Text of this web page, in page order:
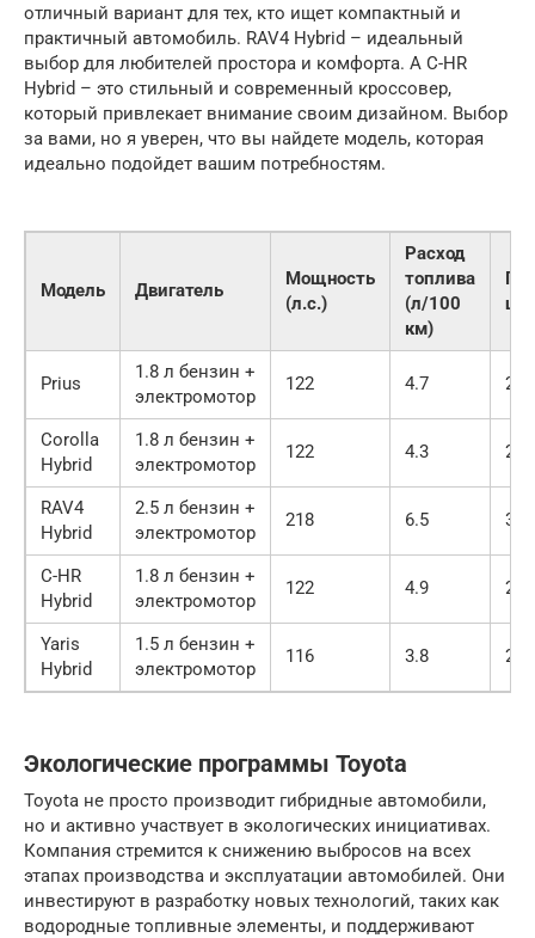
отличный вариант для тех, кто ищет компактный и
практичный автомобиль. RAV4 Hybrid – идеальный
выбор для любителей простора и комфорта. А C-HR
Hybrid – это стильный и современный кроссовер,
который привлекает внимание своим дизайном. Выбор
за вами, но я уверен, что вы найдете модель, которая
идеально подойдет вашим потребностям.
Модель Двигатель
Мощность
(л.с.)
Расход
топлива
(л/100
км)
Prius
1.8 л бензин +
электромотор
122 4.7 2
Corolla
Hybrid
1.8 л бензин +
электромотор
122 4.3 2
RAV4
Hybrid
2.5 л бензин +
электромотор
218 6.5 3
C-HR
Hybrid
1.8 л бензин +
электромотор
122 4.9 2
Yaris
Hybrid
1.5 л бензин +
электромотор
116 3.8 2
Экологические программы Toyota
Toyota не просто производит гибридные автомобили,
но и активно участвует в экологических инициативах.
Компания стремится к снижению выбросов на всех
этапах производства и эксплуатации автомобилей. Они
инвестируют в разработку новых технологий, таких как
водородные топливные элементы, и поддерживают